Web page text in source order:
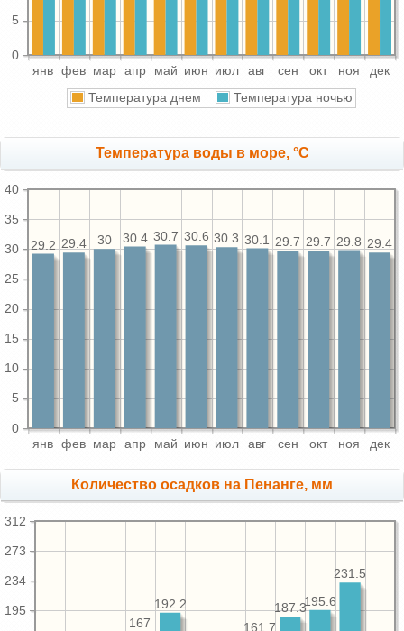
янв фев мар апр май июн июл авг сен окт ноя дек
0
5
Температура днем Температура ночью
Температура воды в море, °C
янв фев мар апр май июн июл авг сен окт ноя дек
0
5
10
15
20
25
30
35
40
29.4
29.8
29.7
29.7
30.1
30.3
30.6
30.7
30.4
30
29.4
29.2
Количество осадков на Пенанге, мм
195
234
273
312
231.5
195.6
187.3
161.7
192.2
167